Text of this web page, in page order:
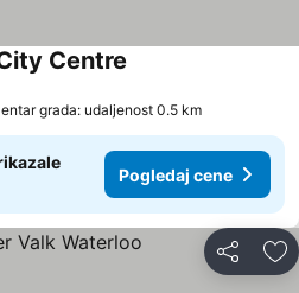
Centre
grada: udaljenost 0.5 km
Pogledaj cene
Deli